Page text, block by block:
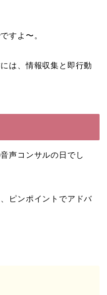
すよ〜。
は、情報収集と即行動
声コンサルの日でし
ピンポイントでアドバ